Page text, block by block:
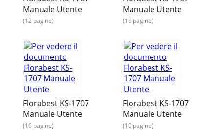
Manuale Utente
(12 pagine)
Manuale Utente
(16 pagine)
Florabest KS-1707
Manuale Utente
(16 pagine)
Florabest KS-1707
Manuale Utente
(10 pagine)